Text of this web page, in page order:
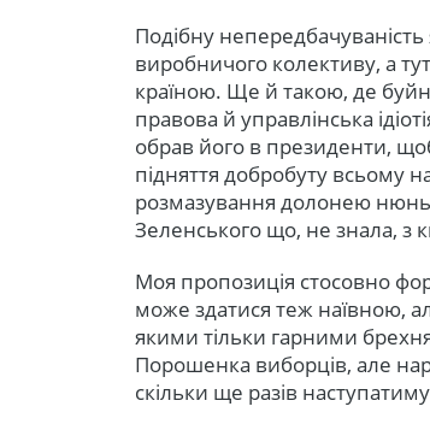
Подібну
виробничого колективу, а
країною. Ще й такою, де
правова й управлінська
обрав його в президенти,
підняття добробуту всьому
розмазування долонею
Зеленського що, не знала, з
Моя пропозиція стосовно
може здатися теж наївною,
якими тільки гарними
Порошенка виборців, але
скільки ще разів